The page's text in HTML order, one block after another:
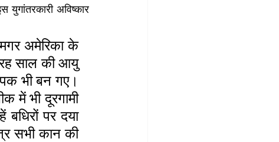
अविष्कार
अमेरिका के
साल की आयु
भी बन गए।
में भी दूरगामी
पर दया
सभी कान की